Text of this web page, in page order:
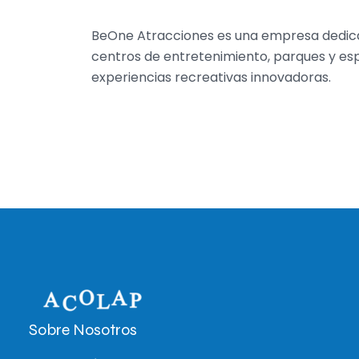
BeOne Atracciones es una empresa
centros de entretenimiento, parques y
experiencias recreativas innovadoras.
Sobre Nosotros